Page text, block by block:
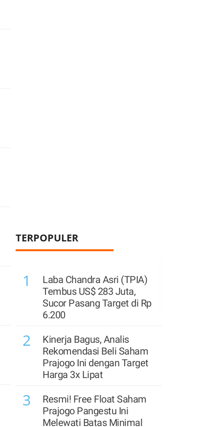
TERPOPULER
1
Laba Chandra Asri (TPIA)
Tembus US$ 283 Juta,
Sucor Pasang Target di Rp
6.200
2
Kinerja Bagus, Analis
Rekomendasi Beli Saham
Prajogo Ini dengan Target
Harga 3x Lipat
3
Resmi! Free Float Saham
Prajogo Pangestu Ini
Melewati Batas Minimal